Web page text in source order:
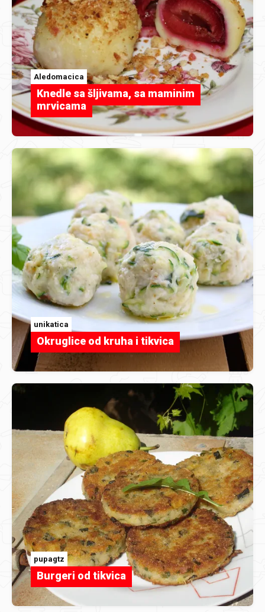
Aledomacica
Knedle sa šljivama, sa maminim
mrvicama
unikatica
Okruglice od kruha i tikvica
pupagtz
Burgeri od tikvica